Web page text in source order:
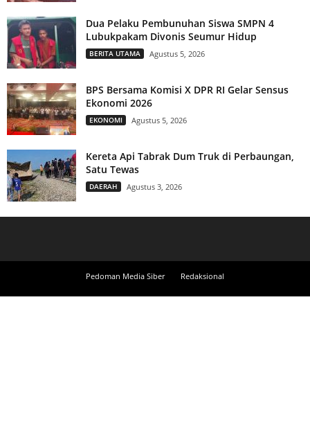
Dua Pelaku Pembunuhan Siswa SMPN 4
Lubukpakam Divonis Seumur Hidup
BERITA UTAMA Agustus 5, 2026
BPS Bersama Komisi X DPR RI Gelar Sensus
Ekonomi 2026
EKONOMI Agustus 5, 2026
Kereta Api Tabrak Dum Truk di Perbaungan,
Satu Tewas
DAERAH Agustus 3, 2026
Pedoman Media Siber Redaksional